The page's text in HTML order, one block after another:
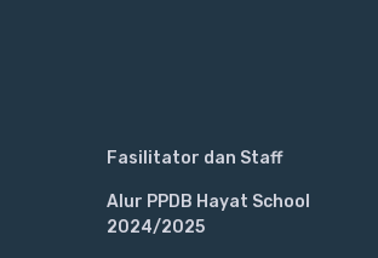
Fasilitator dan Staff
Alur PPDB Hayat School
2024/2025